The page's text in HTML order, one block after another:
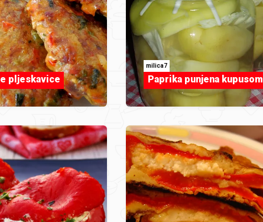
pljeskavice
milica7
Paprika punjena kupusom